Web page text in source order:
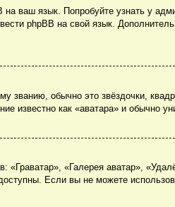
ваш язык. Попробуйте узнать у
phpBB на свой язык.
званию, обычно это звёздочки,
известно как «аватара» и обычно
«Галерея аватар»,
Если вы не можете